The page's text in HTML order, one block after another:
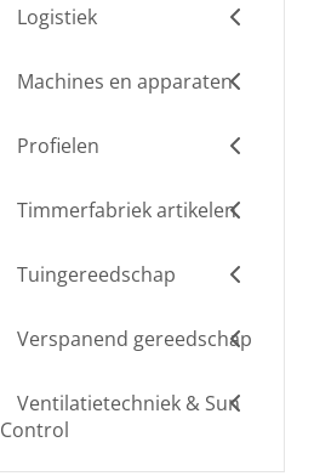
Logistiek
Machines en apparaten
Profielen
Timmerfabriek artikelen
Tuingereedschap
Verspanend gereedschap
Ventilatietechniek & Sun
Control